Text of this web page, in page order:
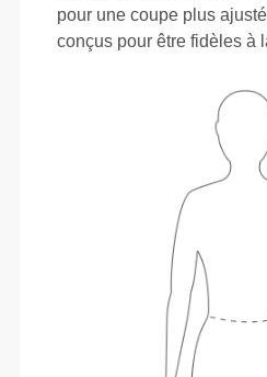
pour une coupe plus
conçus pour être fidèles à